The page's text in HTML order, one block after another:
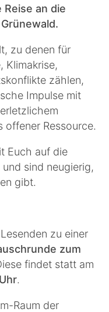
an die
zu denen für
Klimakrise,
zählen,
Impulse mit
offener Ressource.
Euch auf die
sind neugierig,
gibt.
zu einer
zum
findet statt am
.
Raum der